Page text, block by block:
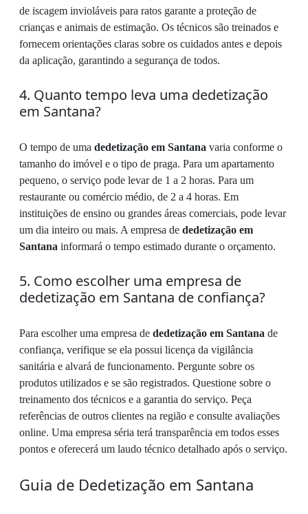
de iscagem invioláveis para ratos garante a proteção de
crianças e animais de estimação. Os técnicos são treinados e
fornecem orientações claras sobre os cuidados antes e depois
da aplicação, garantindo a segurança de todos.
4. Quanto tempo leva uma dedetização
em Santana?
O tempo de uma dedetização em Santana varia conforme o
tamanho do imóvel e o tipo de praga. Para um apartamento
pequeno, o serviço pode levar de 1 a 2 horas. Para um
restaurante ou comércio médio, de 2 a 4 horas. Em
instituições de ensino ou grandes áreas comerciais, pode levar
um dia inteiro ou mais. A empresa de dedetização em
Santana informará o tempo estimado durante o orçamento.
5. Como escolher uma empresa de
dedetização em Santana de confiança?
Para escolher uma empresa de dedetização em Santana de
confiança, verifique se ela possui licença da vigilância
sanitária e alvará de funcionamento. Pergunte sobre os
produtos utilizados e se são registrados. Questione sobre o
treinamento dos técnicos e a garantia do serviço. Peça
referências de outros clientes na região e consulte avaliações
online. Uma empresa séria terá transparência em todos esses
pontos e oferecerá um laudo técnico detalhado após o serviço.
Guia de Dedetização em Santana